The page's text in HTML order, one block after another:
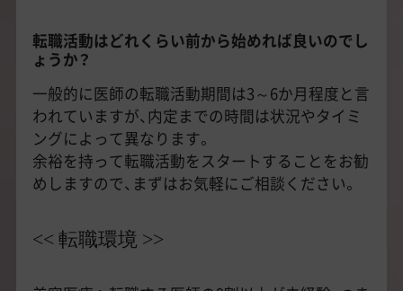
転職活動はどれくらい前から始めれば良いのでし
ょうか？
一般的に医師の転職活動期間は3～6か月程度と言
われていますが、内定までの時間は状況やタイミ
ングによって異なります。
余裕を持って転職活動をスタートすることをお勧
めしますので、まずはお気軽にご相談ください。
<< 転職環境 >>